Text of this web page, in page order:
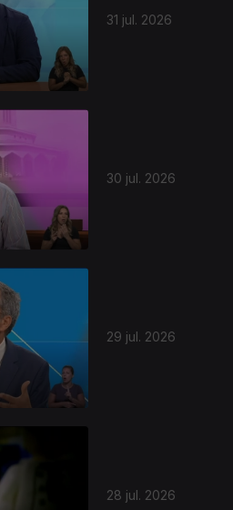
31 jul. 2026
30 jul. 2026
29 jul. 2026
28 jul. 2026